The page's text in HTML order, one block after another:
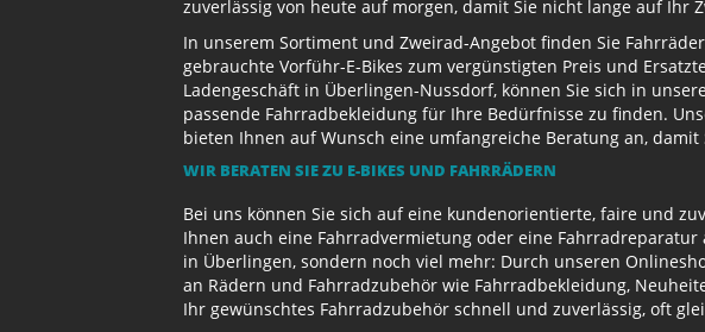
zuverlässig von heute auf morgen, damit Sie nicht lange auf Ihr
In unserem Sortiment und Zweirad-Angebot finden Sie
gebrauchte Vorführ-E-Bikes zum vergünstigten Preis und
Ladengeschäft in Überlingen-Nussdorf, können Sie sich in
passende Fahrradbekleidung für Ihre Bedürfnisse zu finden.
bieten Ihnen auf Wunsch eine umfangreiche Beratung an,
WIR BERATEN SIE ZU E-BIKES UND FAHRRÄDERN
Bei uns können Sie sich auf eine kundenorientierte, faire und
Ihnen auch eine Fahrradvermietung oder eine
in Überlingen, sondern noch viel mehr: Durch unseren
an Rädern und Fahrradzubehör wie Fahrradbekleidung,
Ihr gewünschtes Fahrradzubehör schnell und zuverlässig, oft